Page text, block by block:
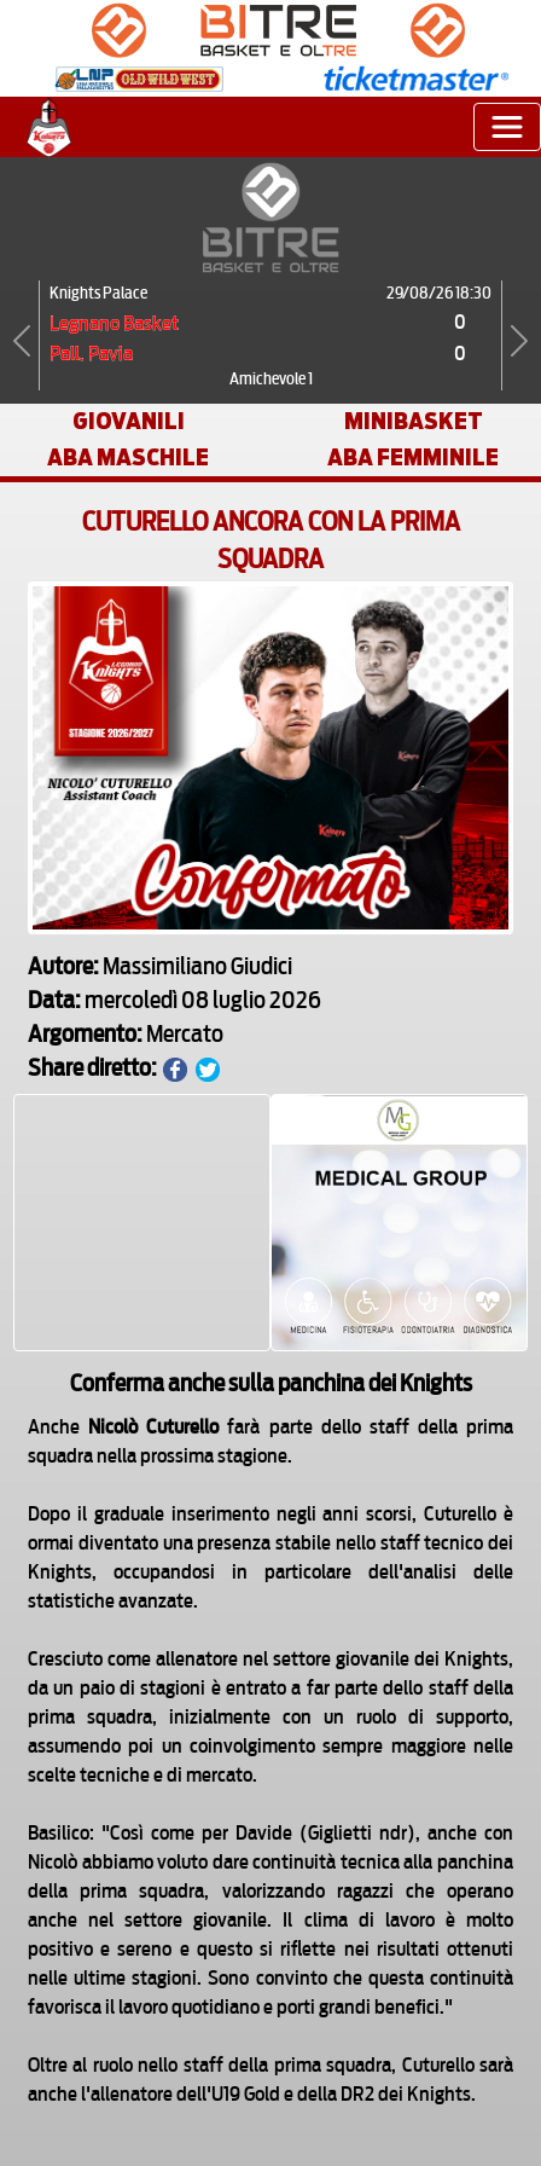
Knights Palace 29/08/26 18:30
Legnano Basket
0
Pall. Pavia
0
Amichevole 1
Previous Next
GIOVANILI
MINIBASKET
ABA MASCHILE
ABA FEMMINILE
CUTURELLO ANCORA CON LA PRIMA
SQUADRA
Autore:Massimiliano Giudici
Data:mercoledì 08 luglio 2026
Argomento:Mercato
Share diretto:
Conferma anche sulla panchina dei Knights
Anche Nicolò Cuturellofarà parte dello staff della prima
squadra nella prossima stagione.
Dopo il graduale inserimento negli anni scorsi, Cuturello è
ormai diventato una presenza stabile nello staff tecnico dei
Knights, occupandosi in particolare dell'analisi delle
statistiche avanzate.
Cresciuto come allenatore nel settore giovanile dei Knights,
da un paio di stagioni è entrato a far parte dello staff della
prima squadra, inizialmente con un ruolo di supporto,
assumendo poi un coinvolgimento sempre maggiore nelle
scelte tecniche e di mercato.
Basilico: "Così come per Davide (Giglietti ndr), anche con
Nicolò abbiamo voluto dare continuità tecnica alla panchina
della prima squadra, valorizzando ragazzi che operano
anche nel settore giovanile. Il clima di lavoro è molto
positivo e sereno e questo si riflette nei risultati ottenuti
nelle ultime stagioni. Sono convinto che questa continuità
favorisca il lavoro quotidiano e porti grandi benefici."
Oltre al ruolo nello staff della prima squadra, Cuturello sarà
anche l'allenatore dell'U19 Gold e della DR2 dei Knights.